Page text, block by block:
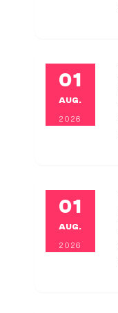
01
AUG.
2026
01
AUG.
2026